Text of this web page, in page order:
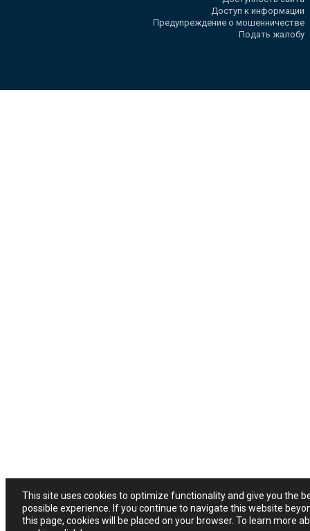
Доступ к информации
Предупреждение о мошенничестве
Подать жалобу
This site uses cookies to optimize functionality and give you the
possible experience. If you continue to navigate this website
this page, cookies will be placed on your browser. To learn more